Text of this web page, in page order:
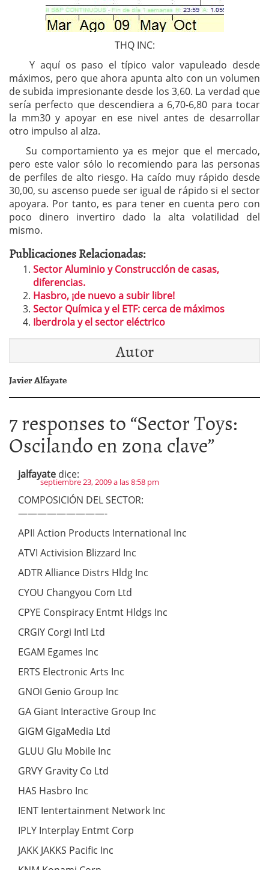
THQ INC:
Y aquí os paso el típico valor vapuleado desde
máximos, pero que ahora apunta alto con un volumen
de subida impresionante desde los 3,60. La verdad que
sería perfecto que descendiera a 6,70-6,80 para tocar
la mm30 y apoyar en ese nivel antes de desarrollar
otro impulso al alza.
Su comportamiento ya es mejor que el mercado,
pero este valor sólo lo recomiendo para las personas
de perfiles de alto riesgo. Ha caído muy rápido desde
30,00, su ascenso puede ser igual de rápido si el sector
apoyara. Por tanto, es para tener en cuenta pero con
poco dinero invertiro dado la alta volatilidad del
mismo.
Publicaciones Relacionadas:
Sector Aluminio y Construcción de casas,
diferencias.
Hasbro, ¡de nuevo a subir libre!
Sector Química y el ETF: cerca de máximos
Iberdrola y el sector eléctrico
Autor
Javier Alfayate
7 responses to “Sector Toys:
Oscilando en zona clave”
jalfayate dice:
septiembre 23, 2009 a las 8:58 pm
COMPOSICIÓN DEL SECTOR:
—————————-
APII Action Products International Inc
ATVI Activision Blizzard Inc
ADTR Alliance Distrs Hldg Inc
CYOU Changyou Com Ltd
CPYE Conspiracy Entmt Hldgs Inc
CRGIY Corgi Intl Ltd
EGAM Egames Inc
ERTS Electronic Arts Inc
GNOI Genio Group Inc
GA Giant Interactive Group Inc
GIGM GigaMedia Ltd
GLUU Glu Mobile Inc
GRVY Gravity Co Ltd
HAS Hasbro Inc
IENT Ientertainment Network Inc
IPLY Interplay Entmt Corp
JAKK JAKKS Pacific Inc